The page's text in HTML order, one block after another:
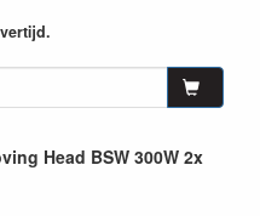
Head BSW 300W 2x